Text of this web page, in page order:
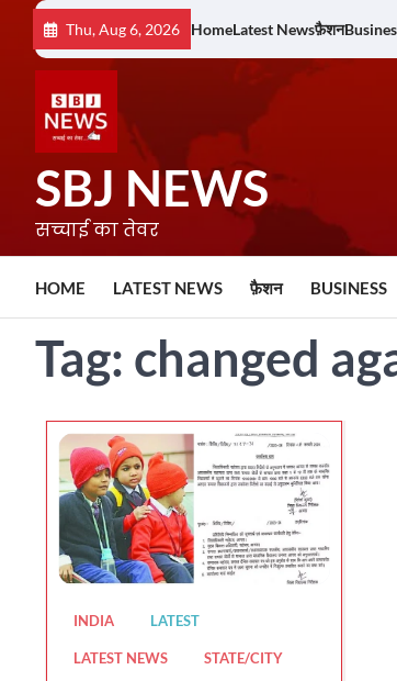
content
Thu, Aug 6, 2026 HomeLatest Newsफ़ैशन
SBJ NEWS
सच्चाई का तेवर
HOME LATEST NEWS फ़ैशन BUSINESS
Tag: changed
INDIA LATEST
LATEST NEWS STATE/CITY